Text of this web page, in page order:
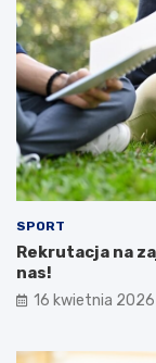
SPORT
Rekrutacja na
nas!
16 kwietnia 2026